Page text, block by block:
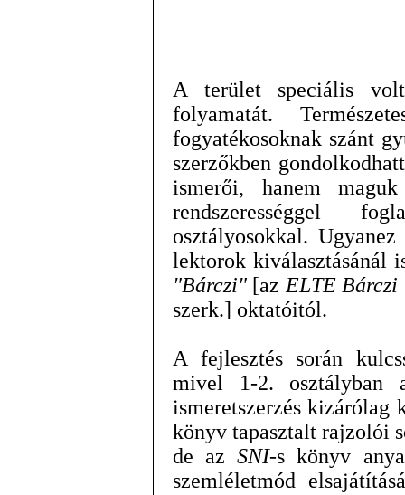
A terület speciális
folyamatát.
fogyatékosoknak szánt
szerzőkben
ismerői, hanem
rendszerességgel
osztályosokkal.
lektorok kiválasztásánál
"Bárczi" [az ELTE Bárczi
szerk.] oktatóitól.
A fejlesztés során
mivel 1-2. osztályban
ismeretszerzés kizárólag
könyv tapasztalt rajzolói
de azSNI-s könyv
szemléletmód